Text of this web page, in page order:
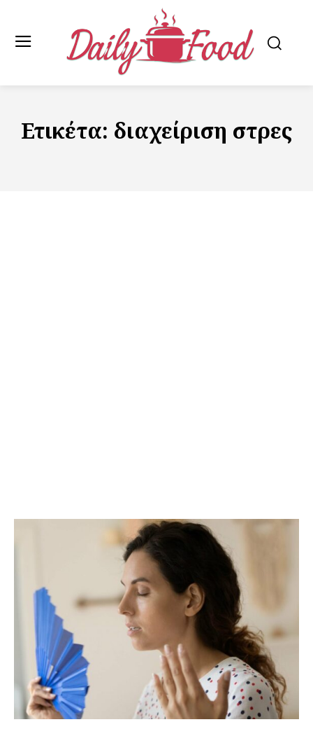
Ετικέτα: διαχείριση στρες